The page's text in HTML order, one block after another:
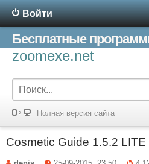
Войти
Бесплатные
zoomexe.net
Полная версия сайта
Cosmetic Guide 1.5.2 LITE